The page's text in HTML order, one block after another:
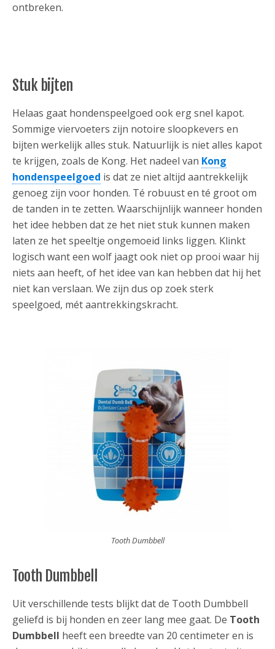
ontbreken.
Stuk bijten
Helaas gaat hondenspeelgoed ook erg snel kapot.
Sommige viervoeters zijn notoire sloopkevers en
bijten werkelijk alles stuk. Natuurlijk is niet alles kapot
te krijgen, zoals de Kong. Het nadeel van Kong
hondenspeelgoed is dat ze niet altijd aantrekkelijk
genoeg zijn voor honden. Té robuust en té groot om
de tanden in te zetten. Waarschijnlijk wanneer honden
het idee hebben dat ze het niet stuk kunnen maken
laten ze het speeltje ongemoeid links liggen. Klinkt
logisch want een wolf jaagt ook niet op prooi waar hij
niets aan heeft, of het idee van kan hebben dat hij het
niet kan verslaan. We zijn dus op zoek sterk
speelgoed, mét aantrekkingskracht.
Tooth Dumbbell
Tooth Dumbbell
Uit verschillende tests blijkt dat de Tooth Dumbbell
geliefd is bij honden en zeer lang mee gaat. De Tooth
Dumbbell heeft een breedte van 20 centimeter en is